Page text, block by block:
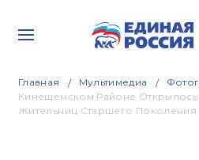
Главная Мультимедиа
Кинешемском Районе
Жительниц Старшего Поколения